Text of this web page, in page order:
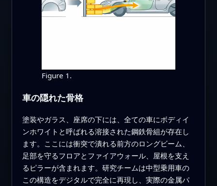
Figure 1.
車の隠れた骨格
塗装やガラス、座席の下には、全ての車にボディイ
ンホワイトと呼ばれる溶接された鋼鉄骨組が存在し
ます。ここには衝突で潰れる前方のロングビーム、
足部を守るフロアとファイアウォール、屋根を支え
るピラーが含まれます。研究チームは中型乗用車の
この構造をデジタルで完全に再現し、実際の金属パ